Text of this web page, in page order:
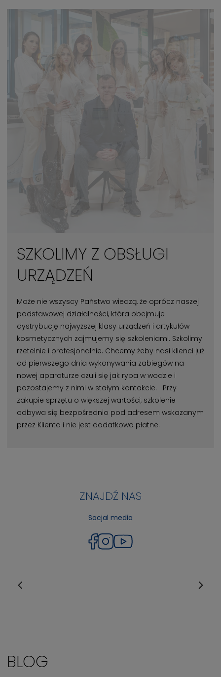
SZKOLIMY Z OBSŁUGI
URZĄDZEŃ
Może nie wszyscy Państwo wiedzą, że oprócz naszej
podstawowej działalności, która obejmuje
dystrybucję najwyższej klasy urządzeń i artykułów
kosmetycznych zajmujemy się szkoleniami. Szkolimy
rzetelnie i profesjonalnie. Chcemy żeby nasi klienci już
od pierwszego dnia wykonywania zabiegów na
nowej aparaturze czuli się jak ryba w wodzie i
pozostajemy z nimi w stałym kontakcie. Przy
zakupie sprzętu o większej wartości, szkolenie
odbywa się bezpośrednio pod adresem wskazanym
przez Klienta i nie jest dodatkowo płatne.
ZNAJDŹ NAS
Socjal media
BLOG